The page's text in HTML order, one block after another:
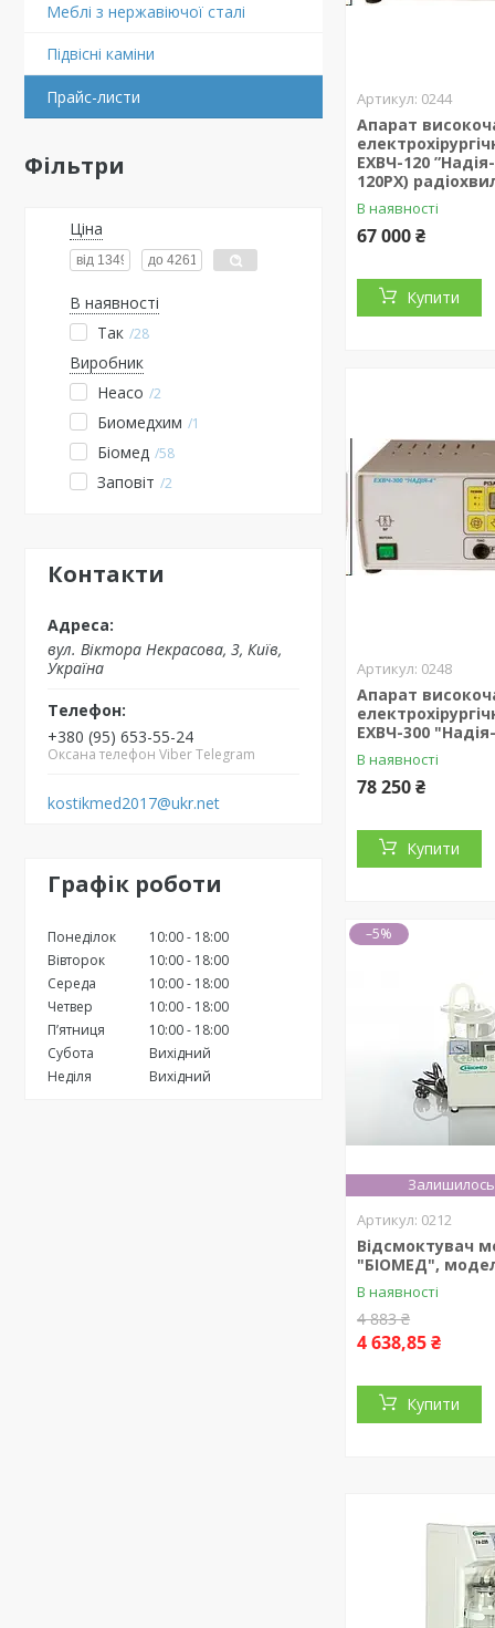
Меблі з нержавіючої сталі
Підвіснi каміни
Прайс-листи
Фільтри
Ціна
В наявності
Так 28
Виробник
Heaco 2
Биомедхим 1
Біомед 58
Заповіт 2
Контакти
вул. Вiктора Некрасова, 3, Київ,
Україна
+380 (95) 653-55-24
Оксана телефон Viber Telegram
kostikmed2017@ukr.net
Графік роботи
Понеділок 10:00
18:00
Вівторок
10:00
18:00
Середа
10:00
18:00
Четвер
10:00
18:00
Пʼятниця
10:00
18:00
Субота
Вихідний
Неділя
Вихідний
0244
Апарат
ЕХВЧ-120
120РХ)
В наявності
67 000 ₴
Купити
0248
Апарат
ЕХВЧ-300
В наявності
78 250 ₴
Купити
–5%
Залишилось
0212
Відсмоктувач
"БІОМЕД",
В наявності
4 883 ₴
4 638,85 ₴
Купити